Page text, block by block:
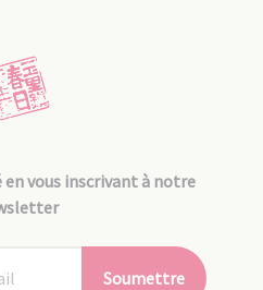
vous inscrivant à notre
Soumettre